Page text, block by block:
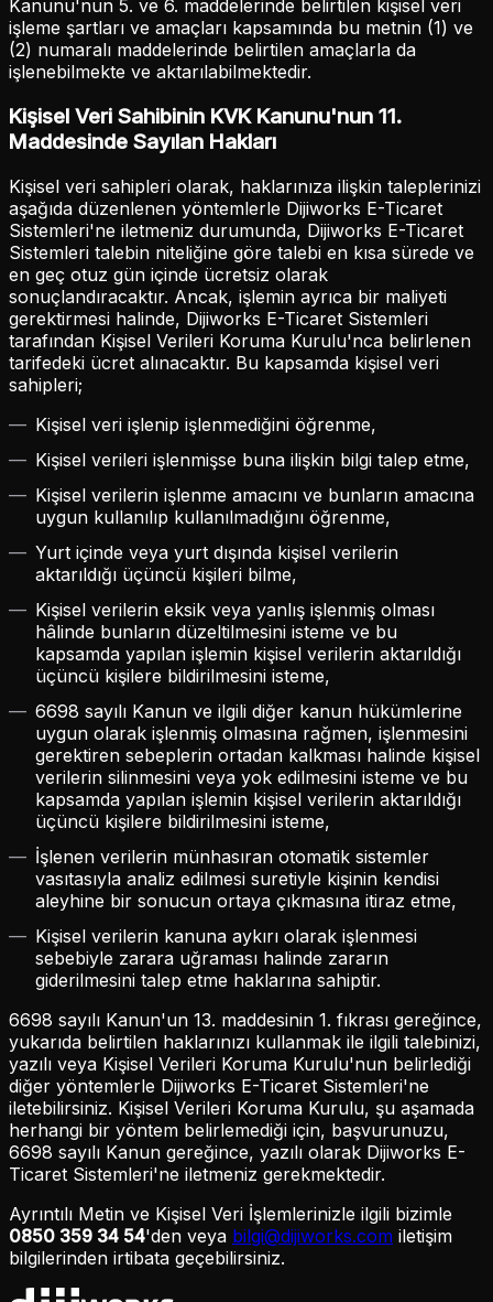
Kanunu'nun 5. ve 6. maddelerinde belirtilen kişisel veri
işleme şartları ve amaçları kapsamında bu metnin (1) ve
(2) numaralı maddelerinde belirtilen amaçlarla da
işlenebilmekte ve aktarılabilmektedir.
Kişisel Veri Sahibinin KVK Kanunu'nun 11.
Maddesinde Sayılan Hakları
Kişisel veri sahipleri olarak, haklarınıza ilişkin taleplerinizi
aşağıda düzenlenen yöntemlerle Dijiworks E-Ticaret
Sistemleri'ne iletmeniz durumunda, Dijiworks E-Ticaret
Sistemleri talebin niteliğine göre talebi en kısa sürede ve
en geç otuz gün içinde ücretsiz olarak
sonuçlandıracaktır. Ancak, işlemin ayrıca bir maliyeti
gerektirmesi halinde, Dijiworks E-Ticaret Sistemleri
tarafından Kişisel Verileri Koruma Kurulu'nca belirlenen
tarifedeki ücret alınacaktır. Bu kapsamda kişisel veri
sahipleri;
Kişisel veri işlenip işlenmediğini öğrenme,
Kişisel verileri işlenmişse buna ilişkin bilgi talep etme,
Kişisel verilerin işlenme amacını ve bunların amacına
uygun kullanılıp kullanılmadığını öğrenme,
Yurt içinde veya yurt dışında kişisel verilerin
aktarıldığı üçüncü kişileri bilme,
Kişisel verilerin eksik veya yanlış işlenmiş olması
hâlinde bunların düzeltilmesini isteme ve bu
kapsamda yapılan işlemin kişisel verilerin aktarıldığı
üçüncü kişilere bildirilmesini isteme,
6698 sayılı Kanun ve ilgili diğer kanun hükümlerine
uygun olarak işlenmiş olmasına rağmen, işlenmesini
gerektiren sebeplerin ortadan kalkması halinde kişisel
verilerin silinmesini veya yok edilmesini isteme ve bu
kapsamda yapılan işlemin kişisel verilerin aktarıldığı
üçüncü kişilere bildirilmesini isteme,
İşlenen verilerin münhasıran otomatik sistemler
vasıtasıyla analiz edilmesi suretiyle kişinin kendisi
aleyhine bir sonucun ortaya çıkmasına itiraz etme,
Kişisel verilerin kanuna aykırı olarak işlenmesi
sebebiyle zarara uğraması halinde zararın
giderilmesini talep etme haklarına sahiptir.
6698 sayılı Kanun'un 13. maddesinin 1. fıkrası gereğince,
yukarıda belirtilen haklarınızı kullanmak ile ilgili talebinizi,
yazılı veya Kişisel Verileri Koruma Kurulu'nun belirlediği
diğer yöntemlerle Dijiworks E-Ticaret Sistemleri'ne
iletebilirsiniz. Kişisel Verileri Koruma Kurulu, şu aşamada
herhangi bir yöntem belirlemediği için, başvurunuzu,
6698 sayılı Kanun gereğince, yazılı olarak Dijiworks E-
Ticaret Sistemleri'ne iletmeniz gerekmektedir.
Ayrıntılı Metin ve Kişisel Veri İşlemlerinizle ilgili bizimle
0850 359 34 54'den veya bilgi@dijiworks.com iletişim
bilgilerinden irtibata geçebilirsiniz.